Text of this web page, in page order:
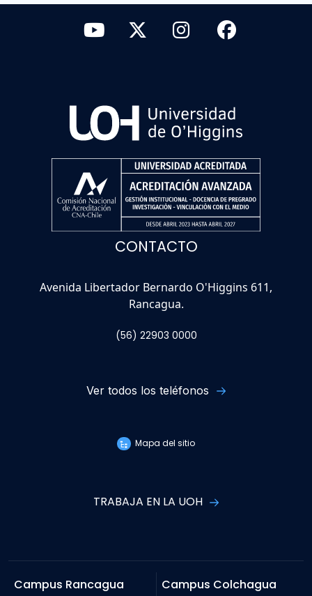
CONTACTO
Avenida Libertador Bernardo O'Higgins 611,
Rancagua.
(56) 22903 0000
Ver todos los teléfonos
Mapa del sitio
TRABAJA EN LA UOH
Campus Rancagua
Campus Colchagua